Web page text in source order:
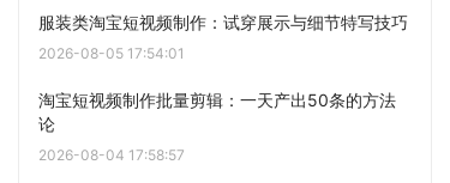
服装类淘宝短视频制作：试穿展示与细节特写技巧
2026-08-05 17:54:01
淘宝短视频制作批量剪辑：一天产出50条的方法
论
2026-08-04 17:58:57